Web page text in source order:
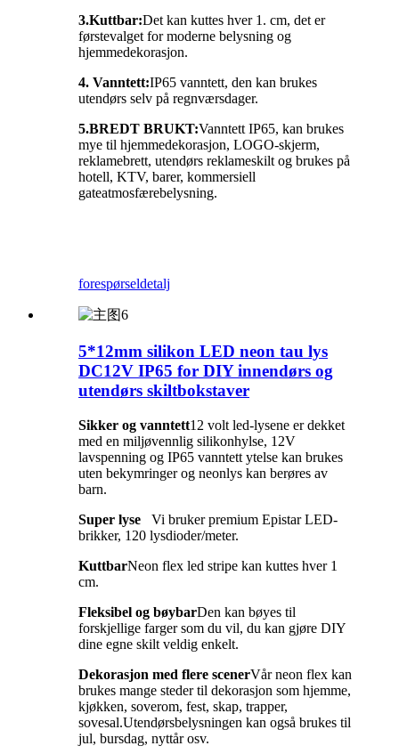
3.Kuttbar:Det kan kuttes hver 1. cm, det er
førstevalget for moderne belysning og
hjemmedekorasjon.
4. Vanntett:IP65 vanntett, den kan brukes
utendørs selv på regnværsdager.
5.BREDT BRUKT:Vanntett IP65, kan brukes
mye til hjemmedekorasjon, LOGO-skjerm,
reklamebrett, utendørs reklameskilt og brukes på
hotell, KTV, barer, kommersiell
gateatmosfærebelysning.
forespørseldetalj
5*12mm silikon LED neon tau lys
DC12V IP65 for DIY innendørs og
utendørs skiltbokstaver
Sikker og vanntett12 volt led-lysene er dekket
med en miljøvennlig silikonhylse, 12V
lavspenning og IP65 vanntett ytelse kan brukes
uten bekymringer og neonlys kan berøres av
barn.
Super lyse
Vi bruker premium Epistar LED-
brikker, 120 lysdioder/meter.
KuttbarNeon flex led stripe kan kuttes hver 1
cm.
Fleksibel og bøybarDen kan bøyes til
forskjellige farger som du vil, du kan gjøre DIY
dine egne skilt veldig enkelt.
Dekorasjon med flere scenerVår neon flex kan
brukes mange steder til dekorasjon som hjemme,
kjøkken, soverom, fest, skap, trapper,
sovesal.Utendørsbelysningen kan også brukes til
jul, bursdag, nyttår osv.